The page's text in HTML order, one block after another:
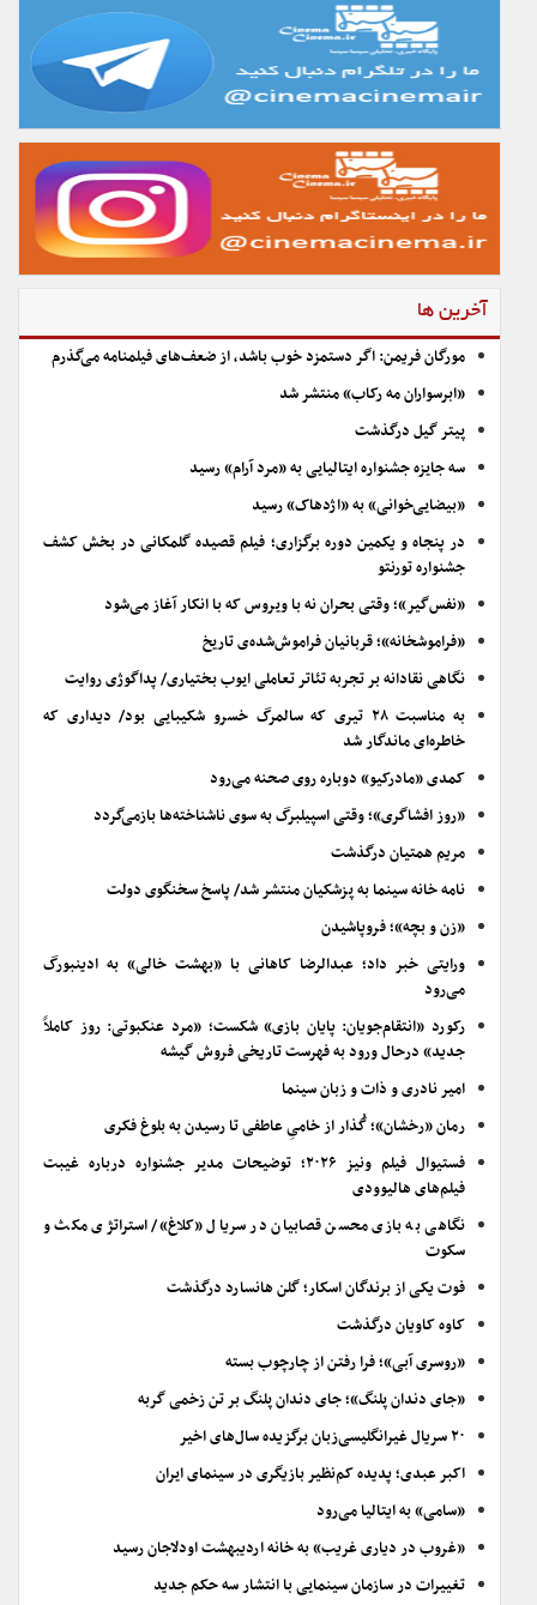
آخرین ها
مورگان فریمن: اگر دستمزد خوب باشد، از ضعف‌های فیلمنامه می‌گذرم
«ابرسواران مه رکاب» منتشر شد
پیتر گیل درگذشت
سه جایزه جشنواره ایتالیایی به «مرد آرام» رسید
«بیضایی‌خوانی» به «اژدهاک» رسید
در پنجاه و یکمین دوره برگزاری؛ فیلم قصیده گلمکانی در بخش کشف
جشنواره تورنتو
«نفس‌گیر»؛ وقتی بحران نه با ویروس که با انکار آغاز می‌شود
«فراموشخانه»؛ قربانیان فراموش‌شده‌ی تاریخ
نگاهی نقادانه بر تجربه تئاتر تعاملی ایوب بختیاری/ پداگوژی روایت
به مناسبت ۲۸ تیری که سالمرگ خسرو شکیبایی بود/ دیداری که
خاطره‌ای ماندگار شد
کمدی «مادرکیو» دوباره روی صحنه می‌رود
«روز افشاگری»؛ وقتی اسپیلبرگ به سوی ناشناخته‌ها بازمی‌گردد
مریم همتیان درگذشت
نامه خانه سینما به پزشکیان منتشر شد/ پاسخ سخنگوی دولت
«زن و بچه»؛ فروپاشیدن
ورایتی خبر داد؛ عبدالرضا کاهانی با «بهشت خالی» به ادینبورگ
می‌رود
رکورد «انتقام‌جویان: پایان بازی» شکست؛ «مرد عنکبوتی: روز کاملاً
جدید» درحال ورود به فهرست تاریخی فروش گیشه
امیر نادری و ذات و زبان سینما
رمان «رخشان»؛ گُذار از خامیِ عاطفی تا رسیدن به بلوغ فکری
فستیوال فیلم ونیز ۲۰۲۶؛ توضیحات مدیر جشنواره درباره غیبت
فیلم‌های هالیوودی
نگاهی به بازی محسن قصابیان در سریال «کلاغ»/ استراتژی مکث و
سکوت
فوت یکی از برندگان اسکار؛ گلن هانسارد درگذشت
کاوه کاویان درگذشت
«روسری آبی»؛ فرا رفتن از چارچوب بسته
«جای دندان پلنگ»؛ جای دندان پلنگ بر تن زخمی گربه
۲۰ سریال غیرانگلیسی‌زبان برگزیده سال‌های اخیر
اکبر عبدی؛ پدیده کم‌نظیر بازیگری در سینمای ایران
«سامی» به ایتالیا می‌رود
«غروب در دیاری غریب» به خانه اردیبهشت اودلاجان رسید
تغییرات در سازمان سینمایی با انتشار سه حکم جدید